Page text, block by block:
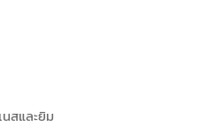
สและยิม